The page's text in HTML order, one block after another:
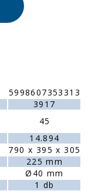
5998607353313
3917
45
14.894
790 x 395 x 305
225 mm
Ø40 mm
1 db